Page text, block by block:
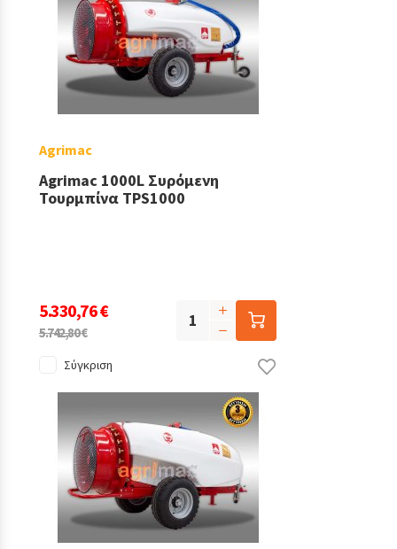
Agrimac
Agrimac 1000L Συρόμενη
Τουρμπίνα TPS1000
5.330,76 €
5.742,80 €
Σύγκριση